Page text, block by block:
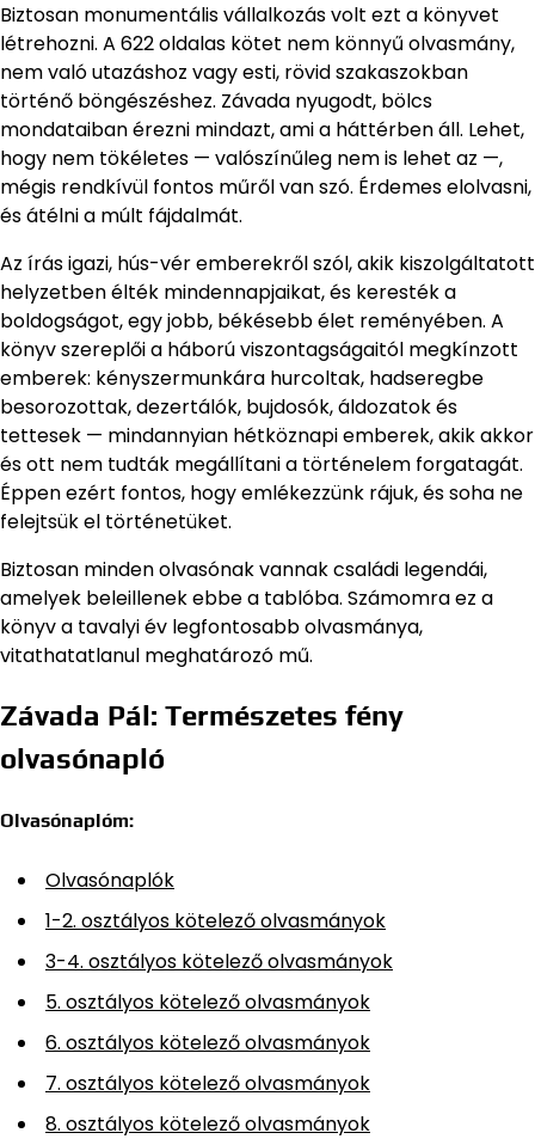
Biztosan monumentális vállalkozás volt ezt a könyvet
létrehozni. A 622 oldalas kötet nem könnyű olvasmány,
nem való utazáshoz vagy esti, rövid szakaszokban
történő böngészéshez. Závada nyugodt, bölcs
mondataiban érezni mindazt, ami a háttérben áll. Lehet,
hogy nem tökéletes — valószínűleg nem is lehet az —,
mégis rendkívül fontos műről van szó. Érdemes elolvasni,
és átélni a múlt fájdalmát.
Az írás igazi, hús-vér emberekről szól, akik kiszolgáltatott
helyzetben élték mindennapjaikat, és keresték a
boldogságot, egy jobb, békésebb élet reményében. A
könyv szereplői a háború viszontagságaitól megkínzott
emberek: kényszermunkára hurcoltak, hadseregbe
besorozottak, dezertálók, bujdosók, áldozatok és
tettesek — mindannyian hétköznapi emberek, akik akkor
és ott nem tudták megállítani a történelem forgatagát.
Éppen ezért fontos, hogy emlékezzünk rájuk, és soha ne
felejtsük el történetüket.
Biztosan minden olvasónak vannak családi legendái,
amelyek beleillenek ebbe a tablóba. Számomra ez a
könyv a tavalyi év legfontosabb olvasmánya,
vitathatatlanul meghatározó mű.
Závada Pál: Természetes fény
olvasónapló
Olvasónaplóm:
Olvasónaplók
1-2. osztályos kötelező olvasmányok
3-4. osztályos kötelező olvasmányok
5. osztályos kötelező olvasmányok
6. osztályos kötelező olvasmányok
7. osztályos kötelező olvasmányok
8. osztályos kötelező olvasmányok